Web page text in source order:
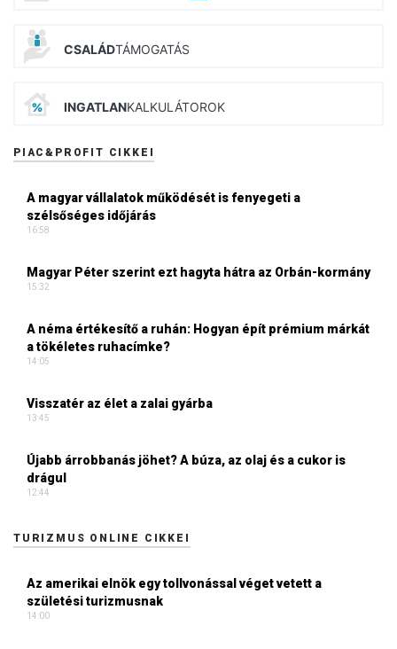
CSALÁDTÁMOGATÁS
INGATLANKALKULÁTOROK
PIAC&PROFIT CIKKEI
A magyar vállalatok működését is fenyegeti a
szélsőséges időjárás
16:58
Magyar Péter szerint ezt hagyta hátra az Orbán-kormány
15:32
A néma értékesítő a ruhán: Hogyan épít prémium márkát
a tökéletes ruhacímke?
14:05
Visszatér az élet a zalai gyárba
13:45
Újabb árrobbanás jöhet? A búza, az olaj és a cukor is
drágul
12:44
TURIZMUS ONLINE CIKKEI
Az amerikai elnök egy tollvonással véget vetett a
születési turizmusnak
14:00